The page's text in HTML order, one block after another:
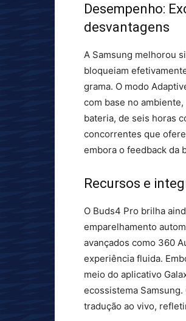
Desempenho:
desvantagens
A Samsung melhorou
bloqueiam
grama. O modo
com base no
bateria, de seis horas
concorrentes que
embora o feedback da
Recursos e
O Buds4 Pro brilha
emparelhamento
avançados como 360
experiência fluida.
meio do aplicativo
ecossistema
tradução ao vivo,